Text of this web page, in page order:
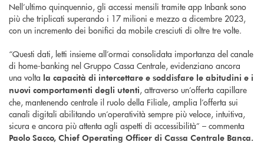
Nell’ultimo quinquennio, gli accessi mensili tramite app Inbank sono
più che triplicati superando i 17 milioni e mezzo a dicembre 2023,
con un incremento dei bonifici da mobile cresciuti di oltre tre volte.
“Questi dati, letti insieme all’ormai consolidata importanza del canale
di home-banking nel Gruppo Cassa Centrale, evidenziano ancora
una volta la capacità di intercettare e soddisfare le abitudini e i
nuovi comportamenti degli utenti, attraverso un’offerta capillare
che, mantenendo centrale il ruolo della Filiale, amplia l’offerta sui
canali digitali abilitando un’operatività sempre più veloce, intuitiva,
sicura e ancora più attenta agli aspetti di accessibilità” – commenta
Paolo Sacco, Chief Operating Officer di Cassa Centrale Banca.